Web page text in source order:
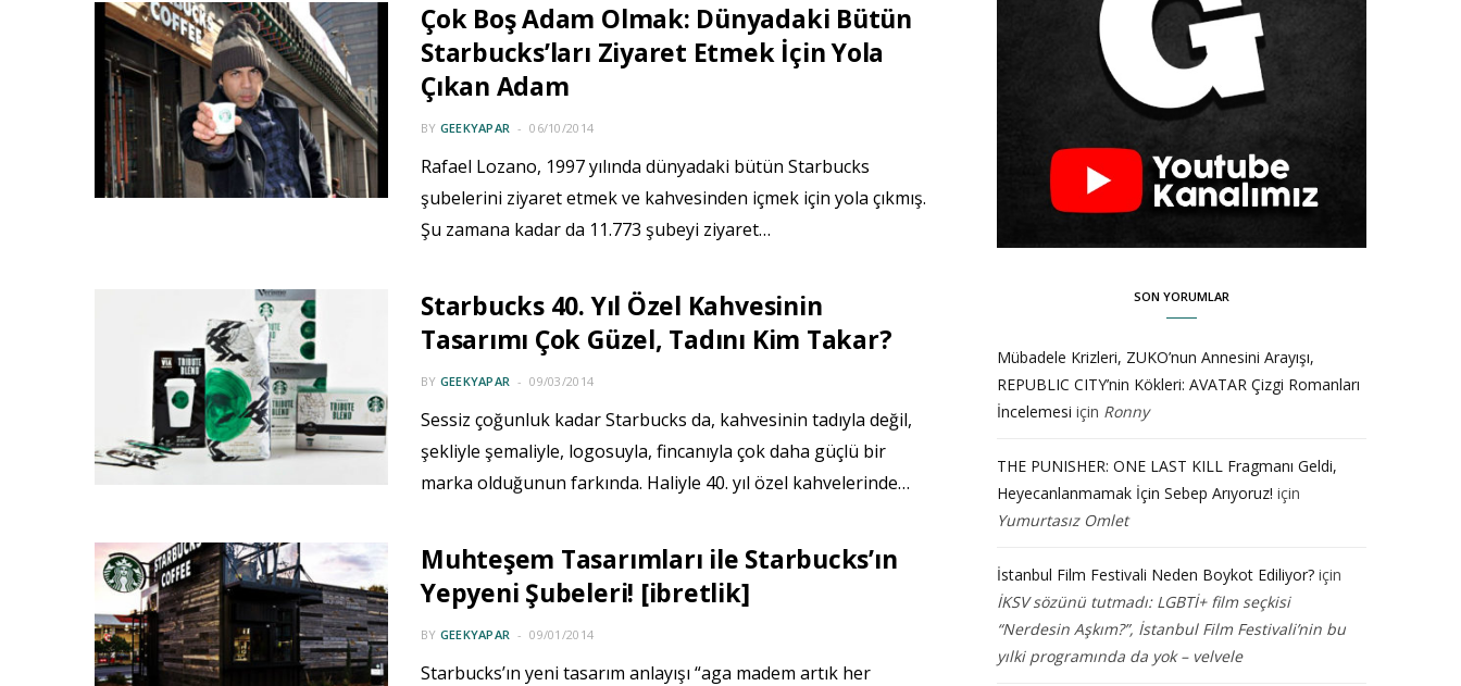
Çok Boş Adam Olmak: Dünyadaki Bütün
Starbucks’ları Ziyaret Etmek İçin Yola
Çıkan Adam
BY GEEKYAPAR 06/10/2014
Rafael Lozano, 1997 yılında dünyadaki bütün Starbucks
şubelerini ziyaret etmek ve kahvesinden içmek için yola çıkmış.
Şu zamana kadar da 11.773 şubeyi ziyaret…
Starbucks 40. Yıl Özel Kahvesinin
Tasarımı Çok Güzel, Tadını Kim Takar?
BY GEEKYAPAR 09/03/2014
Sessiz çoğunluk kadar Starbucks da, kahvesinin tadıyla değil,
şekliyle şemaliyle, logosuyla, fincanıyla çok daha güçlü bir
marka olduğunun farkında. Haliyle 40. yıl özel kahvelerinde…
Muhteşem Tasarımları ile Starbucks’ın
Yepyeni Şubeleri! [ibretlik]
BY GEEKYAPAR 09/01/2014
Starbucks’ın yeni tasarım anlayışı “aga madem artık her
SON YORUMLAR
Mübadele Krizleri, ZUKO’nun Annesini Arayışı,
REPUBLIC CITY’nin Kökleri: AVATAR Çizgi Romanları
İncelemesi için Ronny
THE PUNISHER: ONE LAST KILL Fragmanı Geldi,
Heyecanlanmamak İçin Sebep Arıyoruz! için
Yumurtasız Omlet
İstanbul Film Festivali Neden Boykot Ediliyor? için
İKSV sözünü tutmadı: LGBTİ+ film seçkisi
“Nerdesin Aşkım?”, İstanbul Film Festivali’nin bu
yılki programında da yok – velvele